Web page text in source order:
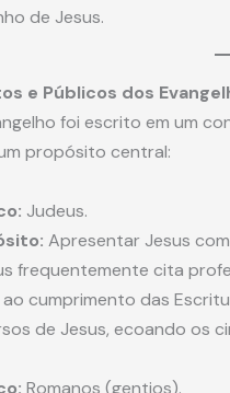
de Jesus.
e Públicos dos
foi escrito em um
propósito central:
Judeus.
Apresentar Jesus
frequentemente cita
cumprimento das
de Jesus, ecoando os
Romanos (gentios).